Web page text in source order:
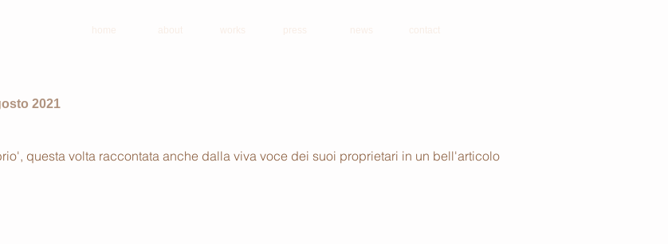
home about works press news contact
2021
questa volta raccontata anche dalla viva voce dei suoi proprietari in un bell'articolo